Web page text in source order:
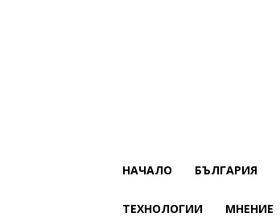
НАЧАЛО БЪЛГАРИЯ
ТЕХНОЛОГИИ МНЕНИЕ